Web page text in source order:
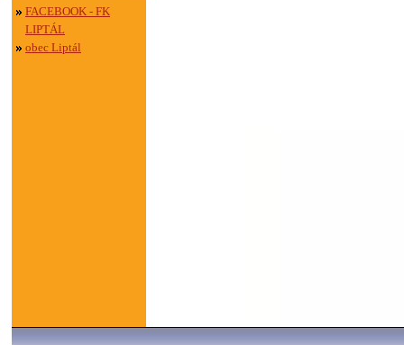
FACEBOOK - FK
LIPTÁL
obec Liptál